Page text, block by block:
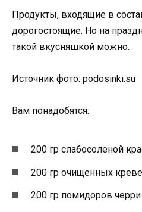
Продукты, входящие в
дорогостоящие. Но на
такой вкусняшкой можно.
Источник фото: podosinki.su
Вам понадобятся:
200 гр слабосоленой
200 гр очищенных
200 гр помидоров черри